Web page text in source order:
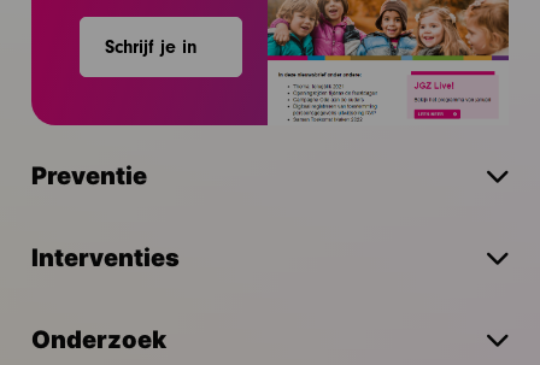
Schrijf je in
Preventie
Interventies
Onderzoek